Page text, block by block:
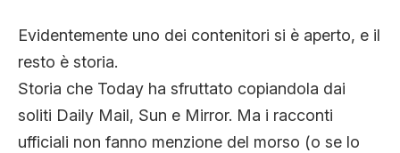
Evidentemente uno dei contenitori si è aperto, e il
resto è storia.
Storia che Today ha sfruttato copiandola dai
soliti Daily Mail, Sun e Mirror. Ma i racconti
ufficiali non fanno menzione del morso (o se lo